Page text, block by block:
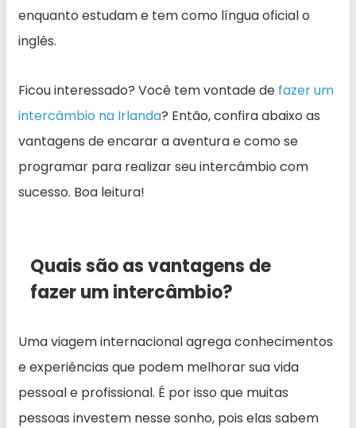
enquanto estudam e tem como língua oficial o
inglês.
Ficou interessado? Você tem vontade de fazer um
intercâmbio na Irlanda? Então, confira abaixo as
vantagens de encarar a aventura e como se
programar para realizar seu intercâmbio com
sucesso. Boa leitura!
Quais são as vantagens de
fazer um intercâmbio?
Uma viagem internacional agrega conhecimentos
e experiências que podem melhorar sua vida
pessoal e profissional. É por isso que muitas
pessoas investem nesse sonho, pois elas sabem